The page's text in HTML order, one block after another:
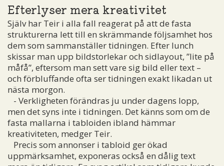
Efterlyser mera kreativitet
Själv har Teir i alla fall reagerat på att de fasta
strukturerna lett till en skrämmande följsamhet hos
dem som sammanställer tidningen. Efter lunch
skissar man upp bildstorlekar och sidlayout, ”lite på
måfå”, eftersom man sett vare sig bild eller text –
och förbluffande ofta ser tidningen exakt likadan ut
nästa morgon.
- Verkligheten förändras ju under dagens lopp,
men det syns inte i tidningen. Det känns som om de
fasta mallarna i tabloiden ibland hämmar
kreativiteten, medger Teir.
Precis som annonser i tabloid ger ökad
uppmärksamhet, exponeras också en dålig text